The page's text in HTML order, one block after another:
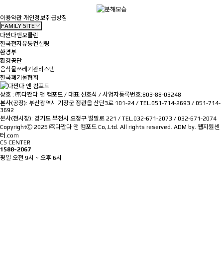
이용약관 개인정보취급방침
FAMILY SITE
다짠다앤오클린
한국전자유통컨설팅
환경부
환경공단
음식물쓰레기관리스템
한국폐기물협회
상호 : ㈜다짠다 앤 컴포드 / 대표:신호식 / 사업자등록번호:803-88-03248
본사(공장): 부산광역시 기장군 정관읍 산단3로 101-24 / TEL.051-714-2693 / 051-714-
3692
본사(전시장): 경기도 부천시 오정구 벌말로 221 / TEL.032-671-2073 / 032-671-2074
CopyrightⒸ 2025 ㈜다짠다 앤 컴포드 Co,.Ltd. All rights reserved. ADM by. 웹지원센
터.com
CS CENTER
1588-2067
평일 오전 9시 ~ 오후 6시